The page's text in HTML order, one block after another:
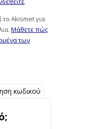
το Akismet για
Μάθετε πώς
των
κωδικού